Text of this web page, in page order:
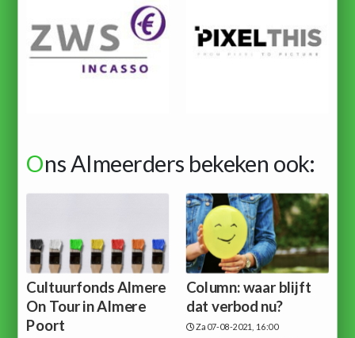
Ons Almeerders bekeken ook:
Cultuurfonds Almere
On Tour in Almere
Poort
Column: waar blijft
dat verbod nu?
Za 07-08-2021, 16:00